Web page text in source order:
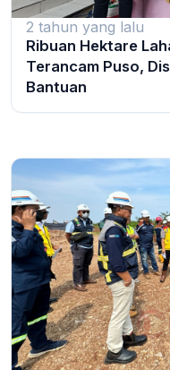
2 tahun yang lalu
Ribuan Hektare
Terancam Puso,
Bantuan